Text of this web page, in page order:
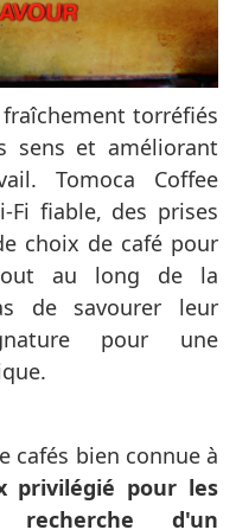
torréfiés
sens et améliorant
Tomoca Coffee
Fi fiable, des prises
choix de café pour
au long de la
de savourer leur
pour une
cafés bien connue à
privilégié pour les
d'un